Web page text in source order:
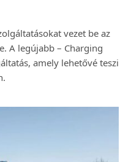
vezet be az
A legújabb – Charging
amely lehetővé teszi